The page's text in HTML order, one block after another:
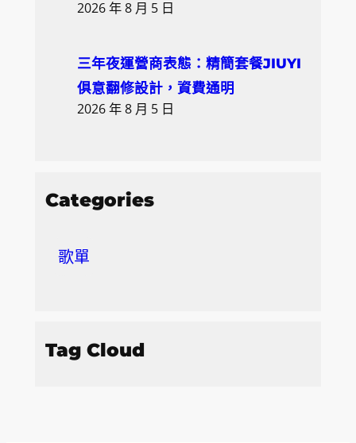
2026 年 8 月 5 日
三年夜運營商表態：精簡套餐JIUYI
俱意翻修設計，資費通明
2026 年 8 月 5 日
Categories
歌單
Tag Cloud